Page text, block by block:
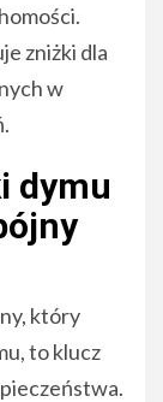
zniżki dla
w
dymu
który
to klucz